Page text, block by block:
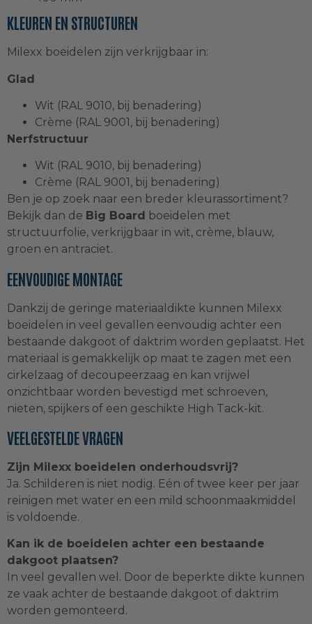
Kerrafront Modern wood dubbel
sponningdeel (0)
Kerrafront multi sponningdeel
Kerrafront Trend sponningdeel
Multitexx sponningdeel
VinyPlus Quattro 0
VinyPlus rondkant ( 0)
Steenstrips
VinyTherm steenstrips
Zierer steenstrips en leisteenplaten
(0 )
VinyPlus gevelbekleding (0)
Kunststof platen
KLEUREN EN STRUCTUREN
Milexx boeidelen zijn verkrijgbaar in:
Glad
Wit (RAL 9010, bij benadering)
Crème (RAL 9001, bij benadering)
Nerfstructuur
Wit (RAL 9010, bij benadering)
Crème (RAL 9001, bij benadering)
Ben je op zoek naar een breder kleurassortiment?
Bekijk dan de Big Board boeidelen met
structuurfolie, verkrijgbaar in wit, crème, blauw,
groen en antraciet.
EENVOUDIGE MONTAGE
Dankzij de geringe materiaaldikte kunnen Milexx
boeidelen in veel gevallen eenvoudig achter een
bestaande dakgoot of daktrim worden geplaatst. Het
materiaal is gemakkelijk op maat te zagen met een
cirkelzaag of decoupeerzaag en kan vrijwel
onzichtbaar worden bevestigd met schroeven,
nieten, spijkers of een geschikte High Tack-kit.
VEELGESTELDE VRAGEN
Zijn Milexx boeidelen onderhoudsvrij?
Ja. Schilderen is niet nodig. Eén of twee keer per jaar
reinigen met water en een mild schoonmaakmiddel
is voldoende.
Kan ik de boeidelen achter een bestaande
dakgoot plaatsen?
In veel gevallen wel. Door de beperkte dikte kunnen
ze vaak achter de bestaande dakgoot of daktrim
worden gemonteerd.